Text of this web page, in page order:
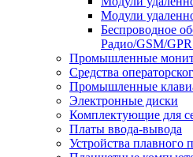
Модули
Беспроводное
Радио/GSM/
Промышленные
Средства
Промышленные
Электронные диски
Комплектующие для
Платы ввода-вывода
Устройства плавного